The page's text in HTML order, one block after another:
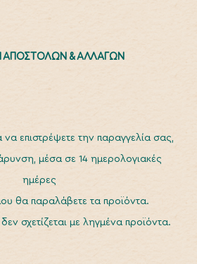
ΑΠΟΣΤΟΛΩΝ & ΑΛΛΑΓΩΝ
να επιστρέψετε την παραγγελία σας,
μέσα σε 14 ημερολογιακές
ημέρες
θα παραλάβετε τα προϊόντα.
σχετίζεται με ληγμένα προϊόντα.